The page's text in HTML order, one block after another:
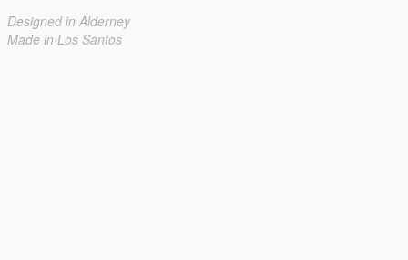
Designed in Alderney
Made in Los Santos